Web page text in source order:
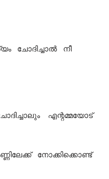
ചോദിച്ചാൽ നീ
എന്റമ്മയോട്
നോക്കിക്കൊണ്ട്